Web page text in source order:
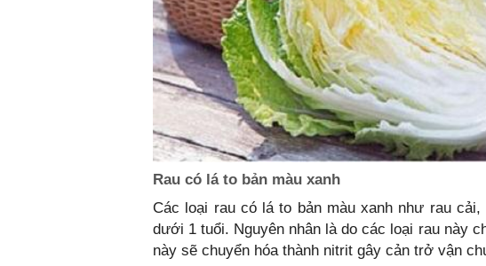
Rau có lá to bản màu xanh
Các loại rau có lá to bản màu xanh như rau
dưới 1 tuổi. Nguyên nhân là do các loại rau này
này sẽ chuyển hóa thành nitrit gây cản trở vận